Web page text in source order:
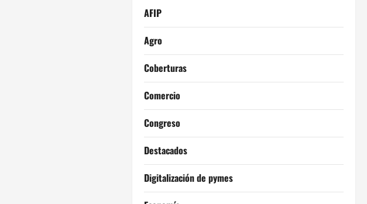
AFIP
Agro
Coberturas
Comercio
Congreso
Destacados
Digitalización de pymes